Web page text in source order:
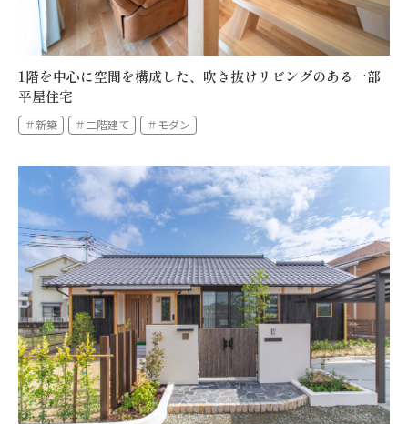
1階を中心に空間を構成した、吹き抜けリビングのある一部
平屋住宅
＃新築 ＃二階建て ＃モダン